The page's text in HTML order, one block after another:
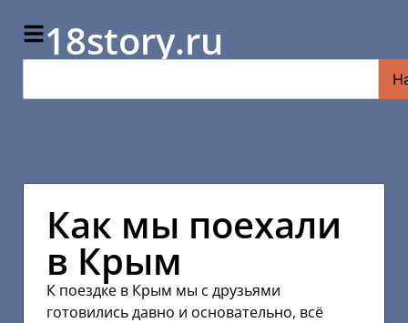
18story.ru
Как мы поехали
в Крым
К поездке в Крым мы с друзьями
готовились давно и основательно, всё